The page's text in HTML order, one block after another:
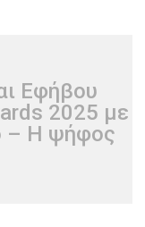
Εφήβου
2025 με
– Η ψήφος